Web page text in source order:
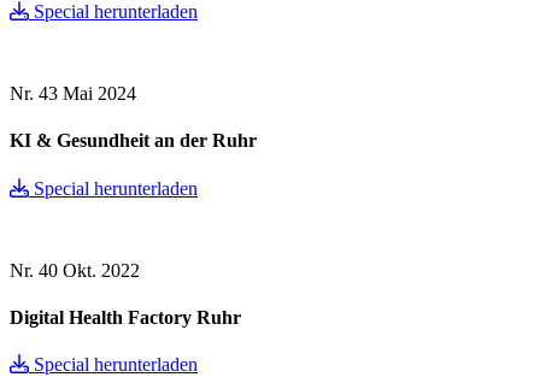
Special herunterladen
Nr. 43 Mai 2024
KI & Gesundheit an der Ruhr
Special herunterladen
Nr. 40 Okt. 2022
Digital Health Factory Ruhr
Special herunterladen